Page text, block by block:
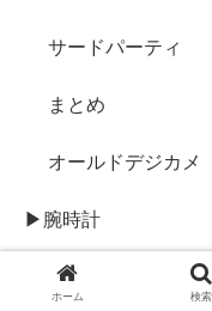
サードパーティ
まとめ
オールドデジカメ
▶腕時計
中華時計
ホーム 検索